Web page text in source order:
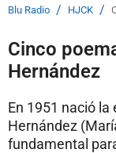
Blu Radio / HJCK /
Cinco
Hernández
En 1951 nació
Hernández
fundamental